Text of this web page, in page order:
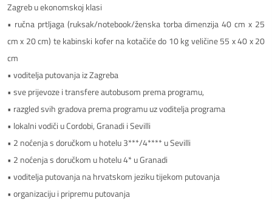
Zagreb u ekonomskoj klasi
• ručna prtljaga (ruksak/notebook/ženska torba dimenzija 40 cm x 25
cm x 20 cm) te kabinski kofer na kotačiće do 10 kg veličine 55 x 40 x 20
cm
• voditelja putovanja iz Zagreba
• sve prijevoze i transfere autobusom prema programu,
• razgled svih gradova prema programu uz voditelja programa
• lokalni vodiči u Cordobi, Granadi i Sevilli
• 2 noćenja s doručkom u hotelu 3***/4**** u Sevilli
• 2 noćenja s doručkom u hotelu 4* u Granadi
• voditelja putovanja na hrvatskom jeziku tijekom putovanja
• organizaciju i pripremu putovanja